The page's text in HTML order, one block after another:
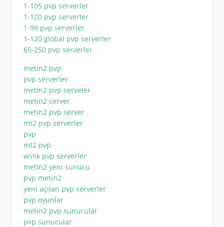
1-105 pvp serverler
1-120 pvp serverler
1-99 pvp serverler
1-120 global pvp serverler
65-250 pvp serverler
metin2 pvp
pvp serverler
metin2 pvp serveler
metin2 server
metin2 pvp server
mt2 pvp serverler
pvp
mt2 pvp
wslik pvp serverler
metin2 yeni sunucu
pvp metin2
yeni açılan pvp serverler
pvp oyunlar
metin2 pvp sunucular
pvp sunucular